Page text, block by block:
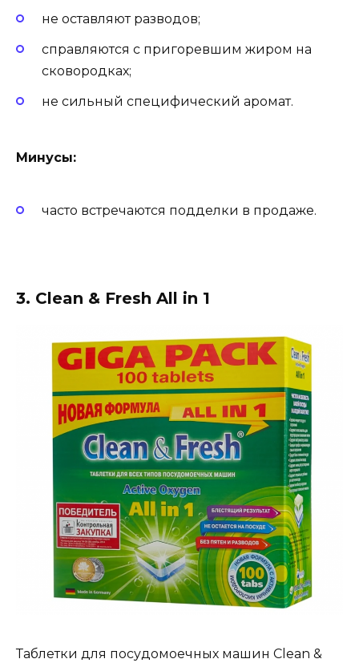
не оставляют разводов;
справляются с пригоревшим жиром на
сковородках;
не сильный специфический аромат.
Минусы:
часто встречаются подделки в продаже.
3. Clean & Fresh All in 1
Таблетки для посудомоечных машин Clean &